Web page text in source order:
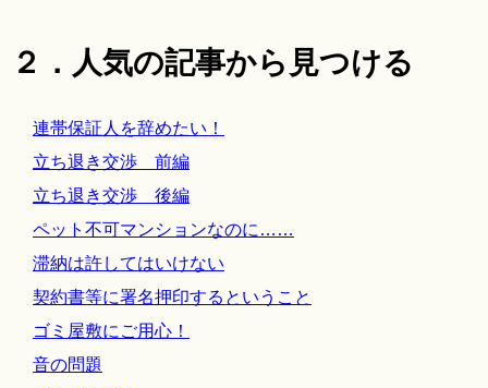
２．人気の記事から見つける
連帯保証人を辞めたい！
立ち退き交渉 前編
立ち退き交渉 後編
ペット不可マンションなのに……
滞納は許してはいけない
契約書等に署名押印するということ
ゴミ屋敷にご用心！
音の問題